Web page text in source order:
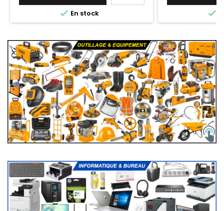
 En stock 